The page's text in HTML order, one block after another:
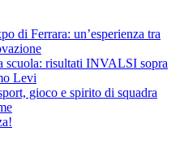
di Ferrara: un’esperienza tra
scuola: risultati INVALSI sopra
Levi
gioco e spirito di squadra